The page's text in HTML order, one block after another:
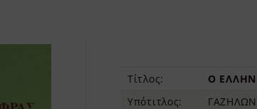
Τίτλος:
Ο
Υπότιτλος: